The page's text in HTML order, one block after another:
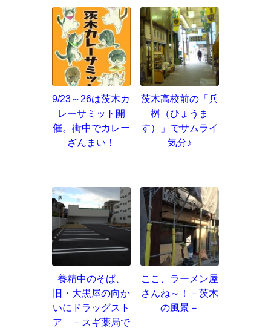
9/23～26は茨木カ
レーサミット開
催。街中でカレー
ざんまい！
茨木高校前の「兵
桝（ひょうま
す）」でサムライ
気分♪
養精中のそば、
旧・大黒屋の向か
いにドラッグスト
ア －スギ薬局で
ここ、ラーメン屋
さんね～！－茨木
の風景－